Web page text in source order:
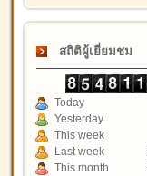
สถิติผู้เยี่ยมชม
Today
Yesterday
This week
Last week
This month